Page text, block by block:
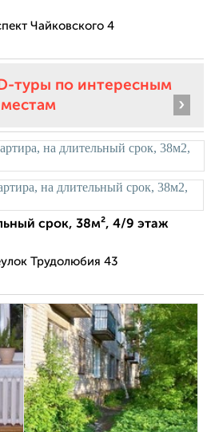
Чайковского 4
туры по интересным
местам
›
срок, 38м², 4/9 этаж
Трудолюбия 43